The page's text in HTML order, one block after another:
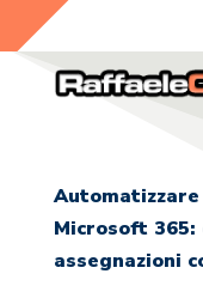
Microsoft
assegnazioni